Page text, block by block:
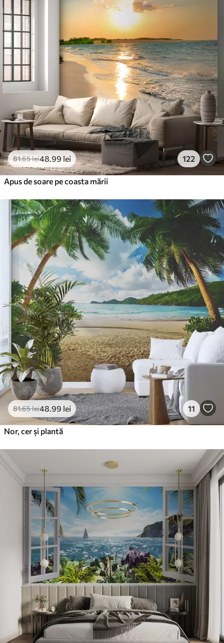
81.65lei48 .99 lei 122
Apus de soare pe coasta mării
81.65lei48 .99 lei 11
Nor, cer și plantă